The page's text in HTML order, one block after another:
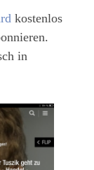
kostenlos
in